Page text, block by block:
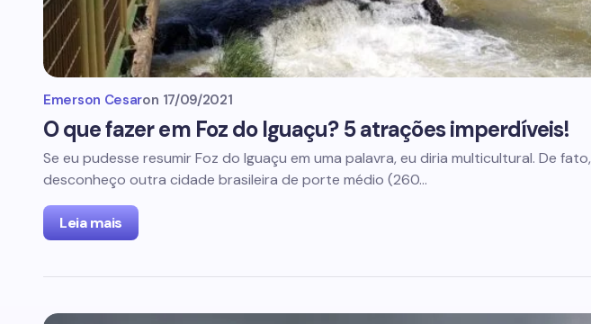
Emerson Cesaron 17/09/2021
O que fazer em Foz do Iguaçu? 5 atrações imperdíveis!
Se eu pudesse resumir Foz do Iguaçu em uma palavra, eu diria multicultural. De fato,
desconheço outra cidade brasileira de porte médio (260…
Leia mais